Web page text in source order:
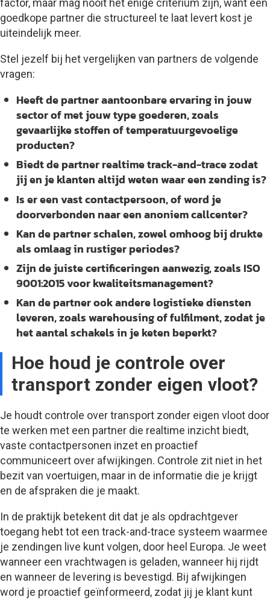
factor, maar mag nooit het enige criterium zijn, want een
goedkope partner die structureel te laat levert kost je
uiteindelijk meer.
Stel jezelf bij het vergelijken van partners de volgende
vragen:
Heeft de partner aantoonbare ervaring in jouw
sector of met jouw type goederen, zoals
gevaarlijke stoffen of temperatuurgevoelige
producten?
Biedt de partner realtime track-and-trace zodat
jij en je klanten altijd weten waar een zending is?
Is er een vast contactpersoon, of word je
doorverbonden naar een anoniem callcenter?
Kan de partner schalen, zowel omhoog bij drukte
als omlaag in rustiger periodes?
Zijn de juiste certificeringen aanwezig, zoals ISO
9001:2015 voor kwaliteitsmanagement?
Kan de partner ook andere logistieke diensten
leveren, zoals warehousing of fulfilment, zodat je
het aantal schakels in je keten beperkt?
Hoe houd je controle over
transport zonder eigen vloot?
Je houdt controle over transport zonder eigen vloot door
te werken met een partner die realtime inzicht biedt,
vaste contactpersonen inzet en proactief
communiceert over afwijkingen. Controle zit niet in het
bezit van voertuigen, maar in de informatie die je krijgt
en de afspraken die je maakt.
In de praktijk betekent dit dat je als opdrachtgever
toegang hebt tot een track-and-trace systeem waarmee
je zendingen live kunt volgen, door heel Europa. Je weet
wanneer een vrachtwagen is geladen, wanneer hij rijdt
en wanneer de levering is bevestigd. Bij afwijkingen
word je proactief geïnformeerd, zodat jij je klant kunt